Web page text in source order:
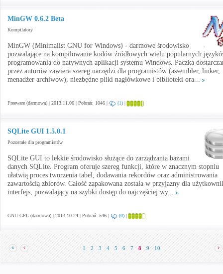
MinGW 0.6.2 Beta
Kompilatory
MinGW (Minimalist GNU for Windows) - darmowe środowisko
pozwalające na kompilowanie kodów źródłowych wielu popularnych
programowania do natywnych aplikacji systemu Windows. Paczka
przez autorów zawiera szereg narzędzi dla programistów (assembler, linker,
menadżer archiwów), niezbędne pliki nagłówkowe i biblioteki ora...
Freeware (darmowa) | 2013.11.06 | Pobrań: 1046 | (1) |
SQLite GUI 1.5.0.1
Pozostałe dla programistów
SQLite GUI to lekkie środowisko służące do zarządzania bazami
danych SQLite. Program oferuje szereg funkcji, które w znacznym stopniu
ułatwią proces tworzenia tabel, dodawania rekordów oraz administrowania
zawartością zbiorów. Całość zapakowana została w przyjazny dla
interfejs, pozwalający na szybki dostęp do najczęściej wy...
GNU GPL (darmowa) | 2013.10.24 | Pobrań: 546 | (0) |
1 2 3 4 5 6 7 8 9 10